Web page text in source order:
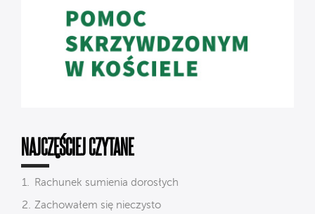
NAJCZĘŚCIEJ CZYTANE
Rachunek sumienia dorosłych
Zachowałem się nieczysto